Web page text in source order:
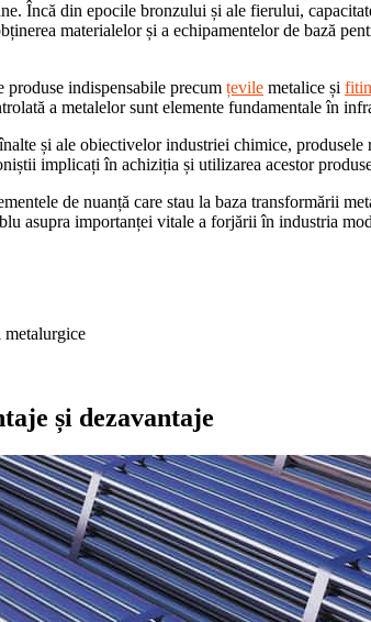
Încă din epocile bronzului și ale fierului,
materialelor și a echipamentelor de bază
produse indispensabile precum țevile metalice și
a metalelor sunt elemente fundamentale în
și ale obiectivelor industriei chimice,
implicați în achiziția și utilizarea acestor
de nuanță care stau la baza transformării
asupra importanței vitale a forjării în industria
metalurgice
și dezavantaje